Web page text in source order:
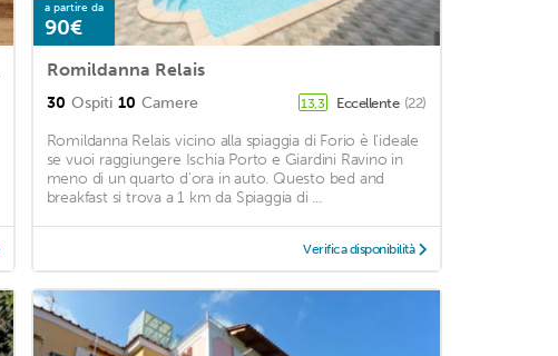
a partire da
90€
Romildanna Relais
30 Ospiti 10 Camere 13,3 Eccellente (22)
Romildanna Relais vicino alla spiaggia di Forio è l'ideale
se vuoi raggiungere Ischia Porto e Giardini Ravino in
meno di un quarto d'ora in auto. Questo bed and
breakfast si trova a 1 km da Spiaggia di ...
Verifica disponibilità